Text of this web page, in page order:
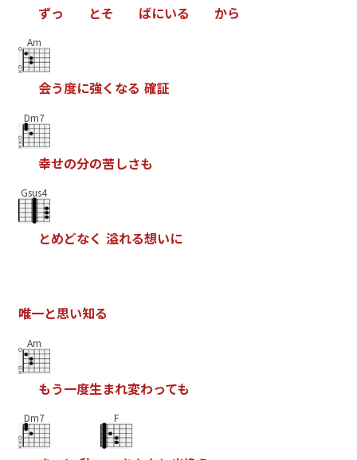
ずっ とそ ばにいる から
Am
会う度に強く なる 確証
Dm7
幸せの分の苦しさも
Gsus4
とめどなく 溢れる想いに
唯一と思い知る
Am
もう一度生まれ変わっても
Dm7 F